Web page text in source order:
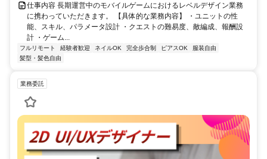
仕事内容 長期運営中のモバイルゲームにおけるレベルデザイン業務
に携わっていただきます。 【具体的な業務内容】 ・ユニットの性
能、スキル、パラメータ設計 ・クエストの難易度、敵編成、報酬設
計 ・ゲーム...
フルリモート 経験者歓迎 ネイルOK 完全歩合制 ピアスOK
服装自由
髪型・髪色自由
業務委託